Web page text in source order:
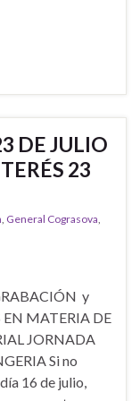
DE JULIO
23
General Cograsova
y
MATERIA DE
JORNADA
Si no
16 de julio,